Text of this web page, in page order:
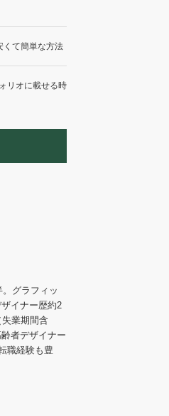
くて簡単な方法
リオに載せる時
グラフィッ
イナー歴約2
業期間含
者デザイナー
職経験も豊